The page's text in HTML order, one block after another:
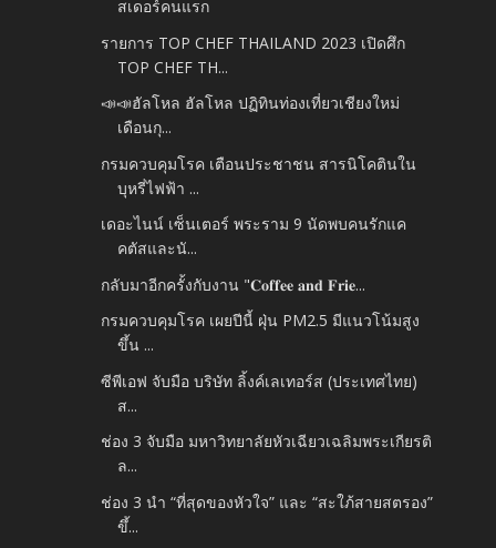
สเดอร์คนแรก
รายการ TOP CHEF THAILAND 2023 เปิดศึก
TOP CHEF TH...
📣📣ฮัลโหล ฮัลโหล ปฏิทินท่องเที่ยวเชียงใหม่
เดือนกุ...
กรมควบคุมโรค เตือนประชาชน สารนิโคตินใน
บุหรี่ไฟฟ้า ...
เดอะไนน์ เซ็นเตอร์ พระราม 9 นัดพบคนรักแค
คตัสและนั...
กลับมาอีกครั้งกับงาน "𝐂𝐨𝐟𝐟𝐞𝐞 𝐚𝐧𝐝 𝐅𝐫𝐢𝐞...
กรมควบคุมโรค เผยปีนี้ ฝุ่น PM2.5 มีแนวโน้มสูง
ขึ้น ...
ซีพีเอฟ จับมือ บริษัท ลิ้งค์เลเทอร์ส (ประเทศไทย)
ส...
ช่อง 3 จับมือ มหาวิทยาลัยหัวเฉียวเฉลิมพระเกียรติ
ล...
ช่อง 3 นำ “ที่สุดของหัวใจ” และ “สะใภ้สายสตรอง”
ขึ้...